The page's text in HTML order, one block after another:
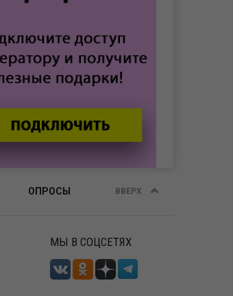
ОПРОСЫ ВВЕРХ
МЫ В СОЦСЕТЯХ